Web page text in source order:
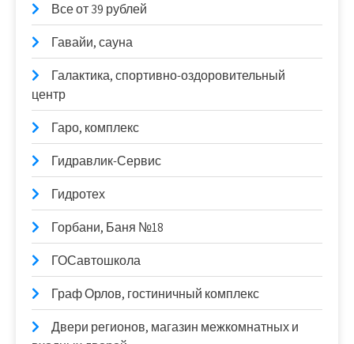
Все от 39 рублей
Гавайи, сауна
Галактика, спортивно-оздоровительный
центр
Гаро, комплекс
Гидравлик-Сервис
Гидротех
Горбани, Баня №18
ГОСавтошкола
Граф Орлов, гостиничный комплекс
Двери регионов, магазин межкомнатных и